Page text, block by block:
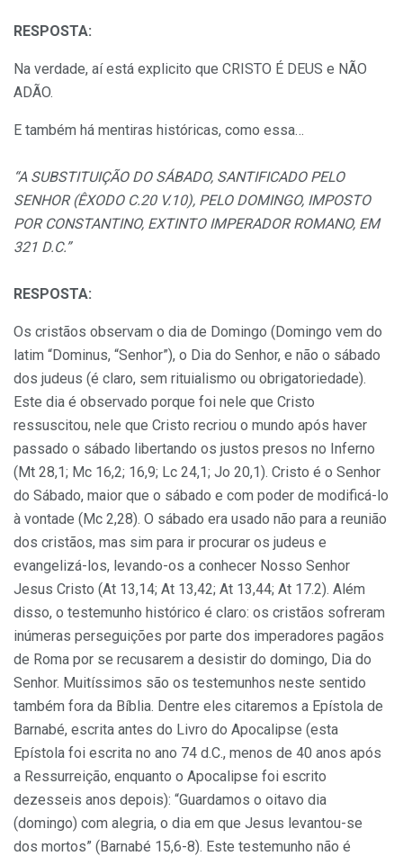
RESPOSTA:
Na verdade, aí está explicito que CRISTO É DEUS e NÃO
ADÃO.
E também há mentiras históricas, como essa…
“A SUBSTITUIÇÃO DO SÁBADO, SANTIFICADO PELO
SENHOR (ÊXODO C.20 V.10), PELO DOMINGO, IMPOSTO
POR CONSTANTINO, EXTINTO IMPERADOR ROMANO, EM
321 D.C.”
RESPOSTA:
Os cristãos observam o dia de Domingo (Domingo vem do
latim “Dominus, “Senhor”), o Dia do Senhor, e não o sábado
dos judeus (é claro, sem rituialismo ou obrigatoriedade).
Este dia é observado porque foi nele que Cristo
ressuscitou, nele que Cristo recriou o mundo após haver
passado o sábado libertando os justos presos no Inferno
(Mt 28,1; Mc 16,2; 16,9; Lc 24,1; Jo 20,1). Cristo é o Senhor
do Sábado, maior que o sábado e com poder de modificá-lo
à vontade (Mc 2,28). O sábado era usado não para a reunião
dos cristãos, mas sim para ir procurar os judeus e
evangelizá-los, levando-os a conhecer Nosso Senhor
Jesus Cristo (At 13,14; At 13,42; At 13,44; At 17.2). Além
disso, o testemunho histórico é claro: os cristãos sofreram
inúmeras perseguições por parte dos imperadores pagãos
de Roma por se recusarem a desistir do domingo, Dia do
Senhor. Muitíssimos são os testemunhos neste sentido
também fora da Bíblia. Dentre eles citaremos a Epístola de
Barnabé, escrita antes do Livro do Apocalipse (esta
Epístola foi escrita no ano 74 d.C., menos de 40 anos após
a Ressurreição, enquanto o Apocalipse foi escrito
dezesseis anos depois): “Guardamos o oitavo dia
(domingo) com alegria, o dia em que Jesus levantou-se
dos mortos” (Barnabé 15,6-8). Este testemunho não é